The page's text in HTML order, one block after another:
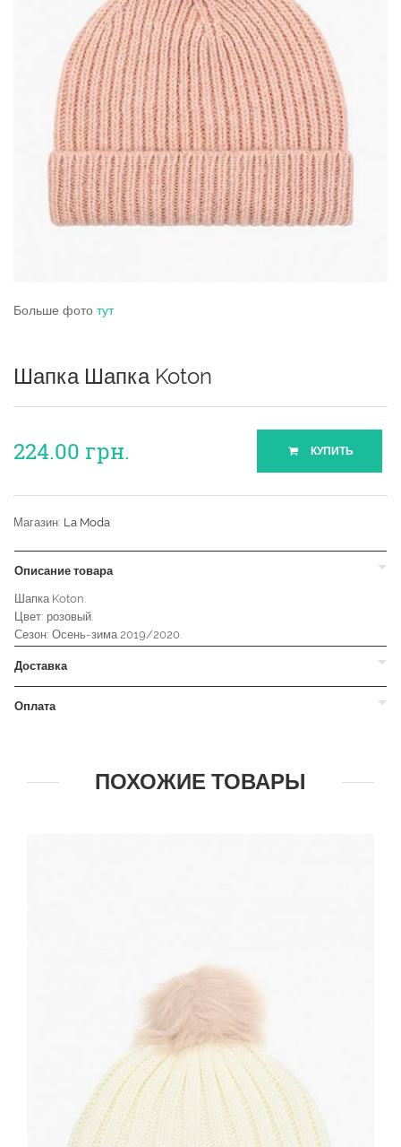
Больше фото тут
Шапка Шапка Koton
224.00 грн. КУПИТЬ
Магазин: La Moda
Описание товара
Шапка Koton.
Цвет: розовый.
Сезон: Осень-зима 2019/2020.
Доставка
Оплата
ПОХОЖИЕ ТОВАРЫ